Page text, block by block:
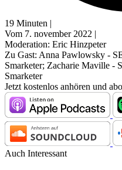
19 Minuten |
Vom 7. november 2022 |
Moderation: Eric Hinzpeter
Zu Gast: Anna Pawlowsky -
Smarketer; Zacharie Maville -
Smarketer
Jetzt kostenlos anhören und
Auch Interessant